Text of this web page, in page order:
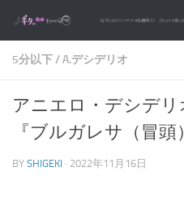
コンテンツへスキップ
5分以下/A.デシデリオ
アニエロ・デシデ
『ブルガレサ（冒頭
BY SHIGEKI · 2022年11月16日